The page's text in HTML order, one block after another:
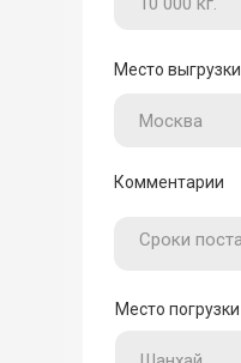
Место погрузки
Место выгрузки
Комментарии